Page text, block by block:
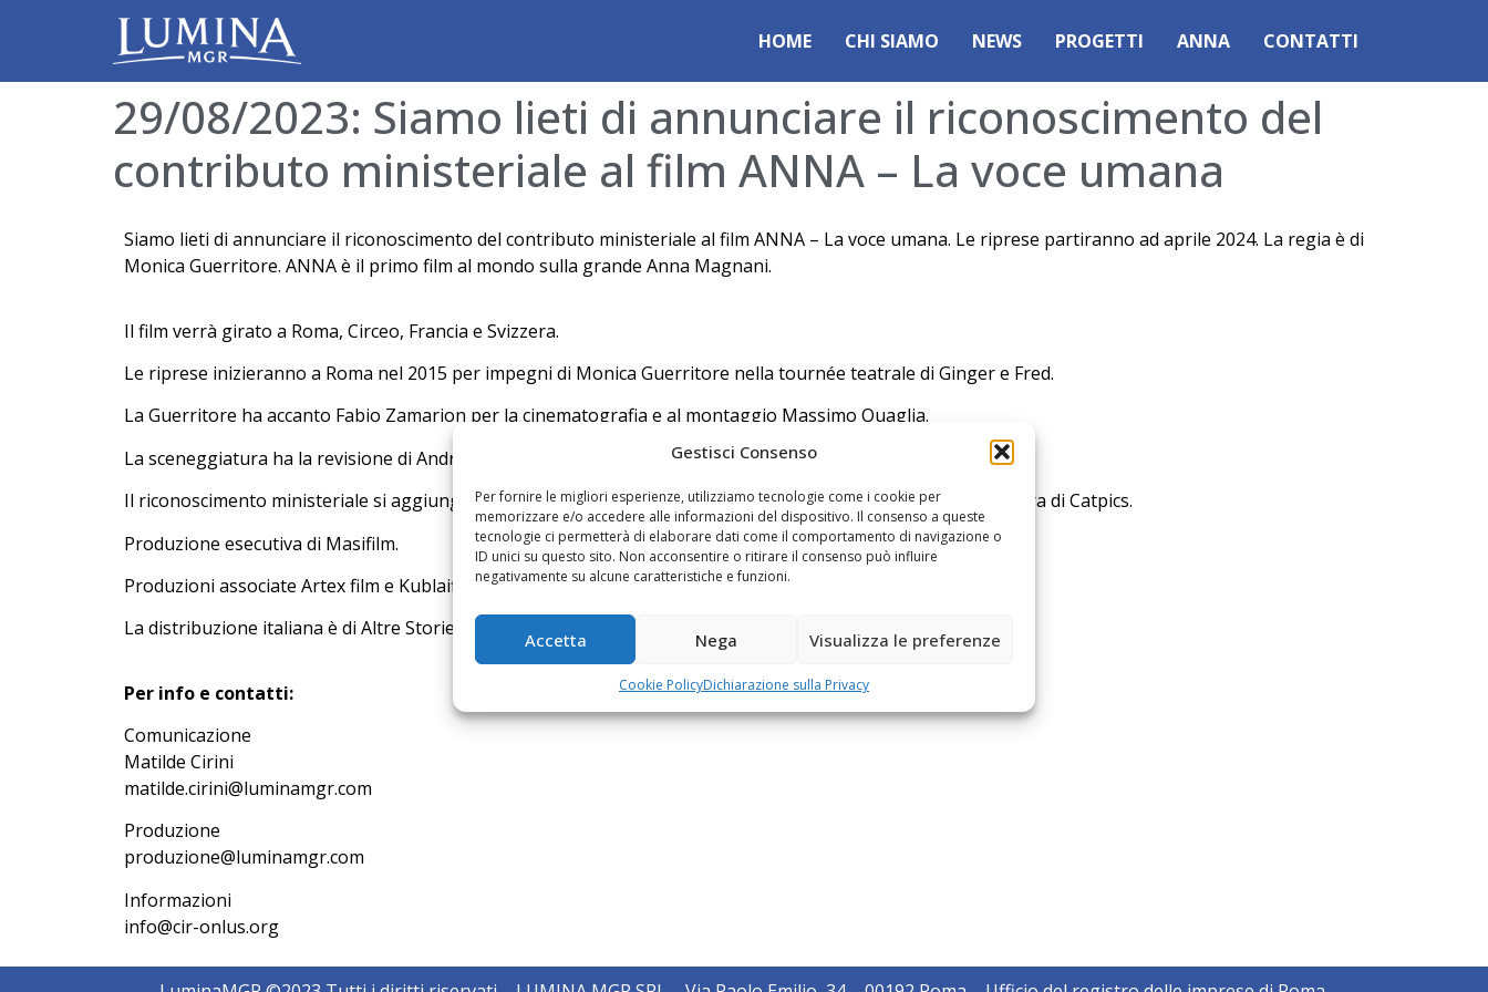
Gestisci Consenso
Per fornire le migliori esperienze, utilizziamo tecnologie come i cookie per
memorizzare e/o accedere alle informazioni del dispositivo. Il consenso a queste
tecnologie ci permetterà di elaborare dati come il comportamento di navigazione o
ID unici su questo sito. Non acconsentire o ritirare il consenso può influire
negativamente su alcune caratteristiche e funzioni.
Accetta Nega Visualizza le preferenze
Cookie PolicyDichiarazione sulla Privacy
HOME CHI SIAMO NEWS PROGETTI ANNA CONTATTI
29/08/2023: Siamo lieti di annunciare il riconoscimento del
contributo ministeriale al film ANNA – La voce umana
Siamo lieti di annunciare il riconoscimento del contributo ministeriale al film ANNA – La voce umana. Le riprese partiranno ad aprile 2024. La regia è di
Monica Guerritore. ANNA è il primo film al mondo sulla grande Anna Magnani.
Il film verrà girato a Roma, Circeo, Francia e Svizzera.
Le riprese inizieranno a Roma nel 2015 per impegni di Monica Guerritore nella tournée teatrale di Ginger e Fred.
La Guerritore ha accanto Fabio Zamarion per la cinematografia e al montaggio Massimo Quaglia.
La sceneggiatura ha la revisione di Andrea Purgatori e a lui il film verrà dedicato.
Il riconoscimento ministeriale si aggiunge alla fiducia subito dimostrata da RaiCinema e dalla produzione estera di Catpics.
Produzione esecutiva di Masifilm.
Produzioni associate Artex film e Kublaifilm.
La distribuzione italiana è di Altre Storie.
Per info e contatti:
Comunicazione
Matilde Cirini
matilde.cirini@luminamgr.com
Produzione
produzione@luminamgr.com
Informazioni
info@cir-onlus.org